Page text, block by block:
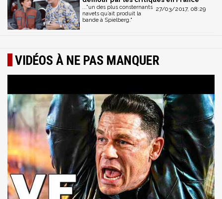
27/03/2017, 08:29
..."un des plus consternants
navets qu’ait produit la
bande à Spielberg."
VIDÉOS À NE PAS MANQUER